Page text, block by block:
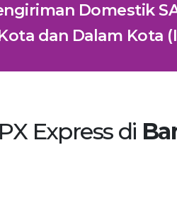
Domestik
dan Dalam Kota
Express di